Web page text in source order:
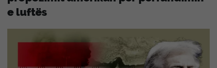
e luftës